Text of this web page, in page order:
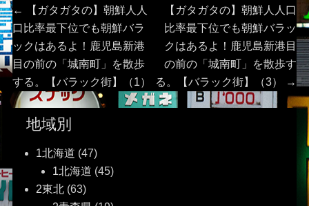
投
稿
ナ
ビ
ゲ
ー
シ
←
Previous
post:
【ガタガタの】朝鮮人人
口比率最下位でも朝鮮バラ
ックはあるよ！鹿児島新港
目の前の「城南町」を散歩
する。【バラック街】（1）
Next
post:
【ガタガタの】朝鮮人人口
比率最下位でも朝鮮バラッ
クはあるよ！鹿児島新港目
の前の「城南町」を散歩す
る。【バラック街】（3）
→
地域別
1北海道 (47)
1北海道 (45)
2東北(63)